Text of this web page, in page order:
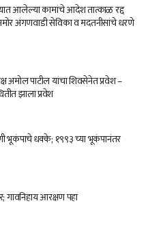
आलेल्या कामांचे आदेश तात्काळ रद्द
अंगणवाडी सेविका व मदतनीसांचे धरणे
अमोल पाटील यांचा शिवसेनेत प्रवेश –
झाला प्रवेश
भूकंपाचे धक्के; १९९३ च्या भूकंपानंतर
गावनिहाय आरक्षण पहा